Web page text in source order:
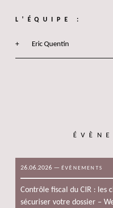
L'ÉQUIPE :
Eric Quentin
26.06.2026 — ÉVÈNEMENTS
Contrôle fiscal du CIR : les
sécuriser votre dossier –